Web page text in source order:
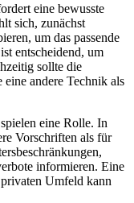
eine bewusste
sich, zunächst
um das passende
entscheidend, um
sollte die
andere Technik als
eine Rolle. In
Vorschriften als für
informieren. Eine
Umfeld kann